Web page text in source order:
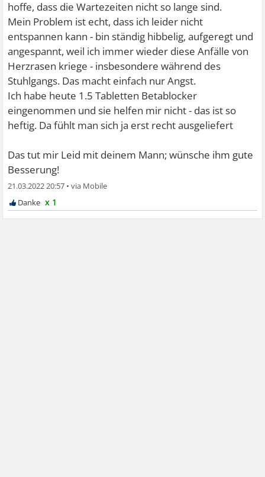
hoffe, dass die Wartezeiten nicht so lange sind.
Mein Problem ist echt, dass ich leider nicht
entspannen kann - bin ständig hibbelig, aufgeregt und
angespannt, weil ich immer wieder diese Anfälle von
Herzrasen kriege - insbesondere während des
Stuhlgangs. Das macht einfach nur Angst.
Ich habe heute 1.5 Tabletten Betablocker
eingenommen und sie helfen mir nicht - das ist so
heftig. Da fühlt man sich ja erst recht ausgeliefert
Das tut mir Leid mit deinem Mann; wünsche ihm gute
Besserung!
21.03.2022 20:57 •
x 1